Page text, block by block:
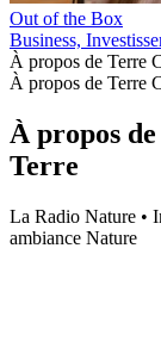
Out of the Box
Business,
À propos de Terre
À propos de Terre
À propos
Terre
La Radio Nature •
ambiance Nature